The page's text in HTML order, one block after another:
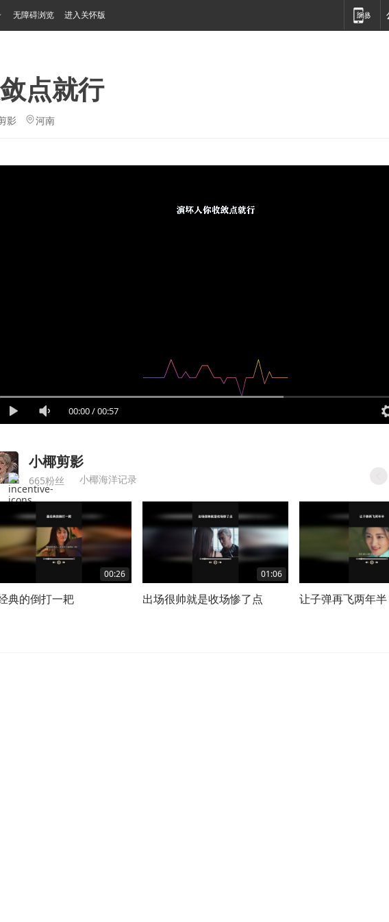
无障碍浏览 进入关怀版
点就行
影 河南
00:00/00:57
小椰剪影
665粉丝 小椰海洋记录
00:26
典的倒打一耙
01:06
出场很帅就是收场惨了点 让子弹再飞两年半